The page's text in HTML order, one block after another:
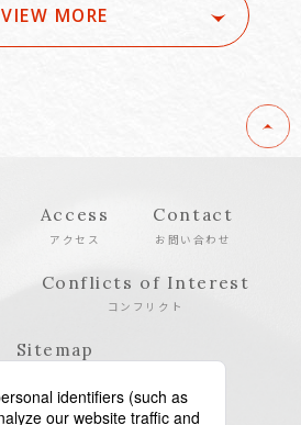
VIEW MORE
Access
アクセス
Contact
お問い合わせ
Conflicts of Interest
コンフリクト
Sitemap